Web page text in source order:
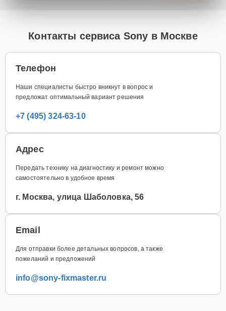
Контакты сервиса Sony в Москве
Телефон
Наши специалисты быстро вникнут в вопрос и
предложат оптимальный вариант решения
+7 (495) 324-63-10
Адрес
Передать технику на диагностику и ремонт можно
самостоятельно в удобное время
г. Москва, улица Шаболовка, 56
Email
Для отправки более детальных вопросов, а также
пожеланий и предложений
info@sony-fixmaster.ru